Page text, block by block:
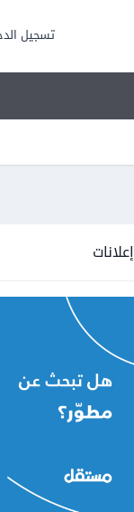
تسجيل
إعلانات